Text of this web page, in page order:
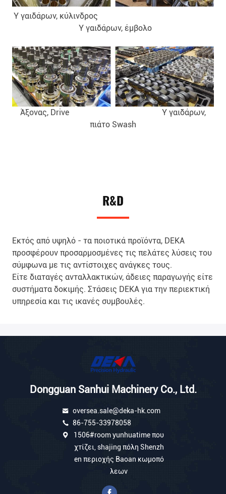
Υ γαιδάρων, κύλινδρος
Υ γαιδάρων, έμβολο
Άξονας, Drive Υ γαιδάρων,
πιάτο Swash
R&D
Εκτός από υψηλό - τα ποιοτικά προϊόντα, DEKA
προσφέρουν προσαρμοσμένες τις πελάτες λύσεις του
σύμφωνα με τις αντίστοιχες ανάγκες τους.
Είτε διαταγές ανταλλακτικών, άδειες παραγωγής είτε
συστήματα δοκιμής. Στάσεις DEKA για την περιεκτική
υπηρεσία και τις ικανές συμβουλές.
Dongguan Sanhui Machinery Co., Ltd.
oversea.sale@deka-hk.com
86-755-33978058
1506#room yunhuatime που
χτίζει, shajing πόλη Shenzh
en περιοχής Baoan κωμοπό
λεων